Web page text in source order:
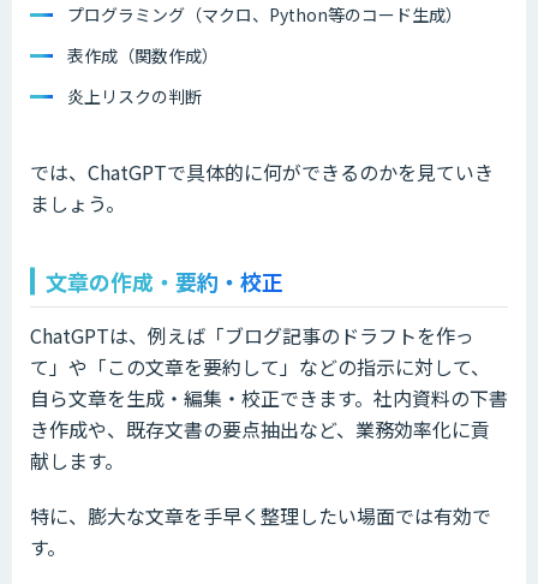
プログラミング（マクロ、Python等のコード生成）
表作成（関数作成）
炎上リスクの判断
では、ChatGPTで具体的に何ができるのかを見ていき
ましょう。
文章の作成・要約・校正
ChatGPTは、例えば「ブログ記事のドラフトを作っ
て」や「この文章を要約して」などの指示に対して、
自ら文章を生成・編集・校正できます。社内資料の下書
き作成や、既存文書の要点抽出など、業務効率化に貢
献します。
特に、膨大な文章を手早く整理したい場面では有効で
す。